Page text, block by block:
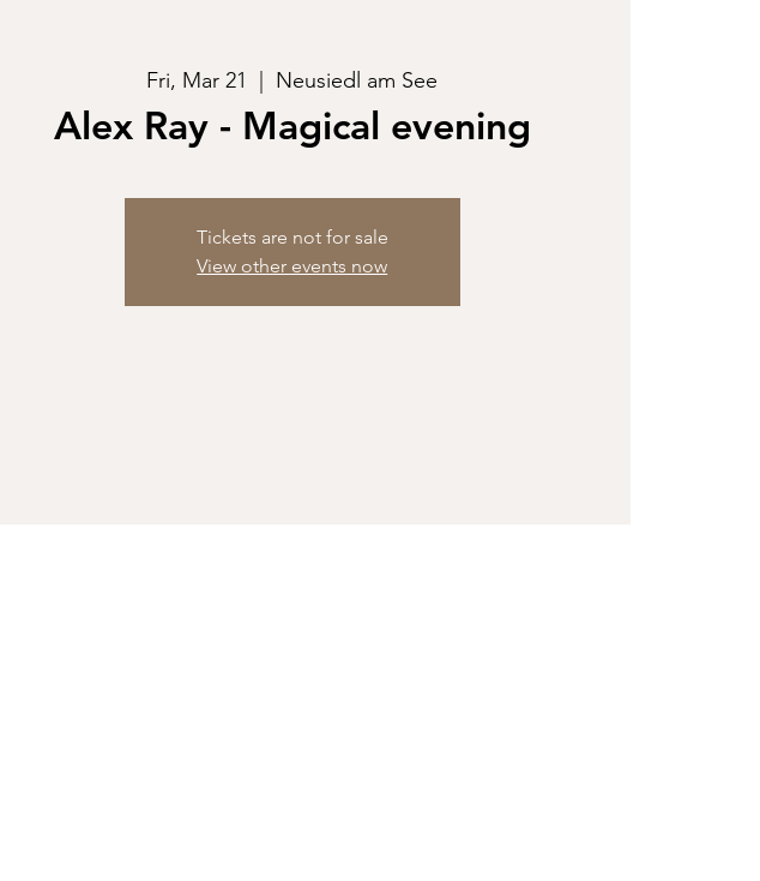
Fri, Mar 21 Neusiedl am See
Alex Ray - Magical evening
Tickets are not for sale
View other events now